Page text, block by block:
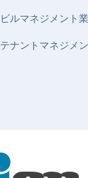
ビルマネジメント
テナントマネジメ